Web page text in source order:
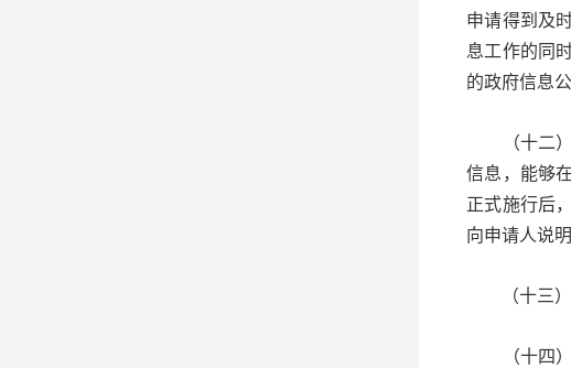
申请得到及
息工作的同
的政府信息
（十二）
信息，能够
正式施行后
向申请人说
（十三）对
（十四）